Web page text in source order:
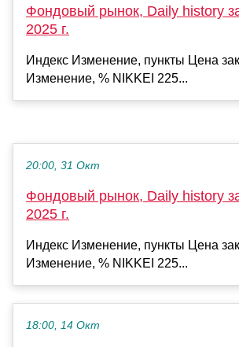
Фондовый рынок, Daily history
2025 г.
Индекс Изменение, пункты Цена
Изменение, % NIKKEI 225...
20:00, 31 Окт
Фондовый рынок, Daily history
2025 г.
Индекс Изменение, пункты Цена
Изменение, % NIKKEI 225...
18:00, 14 Окт